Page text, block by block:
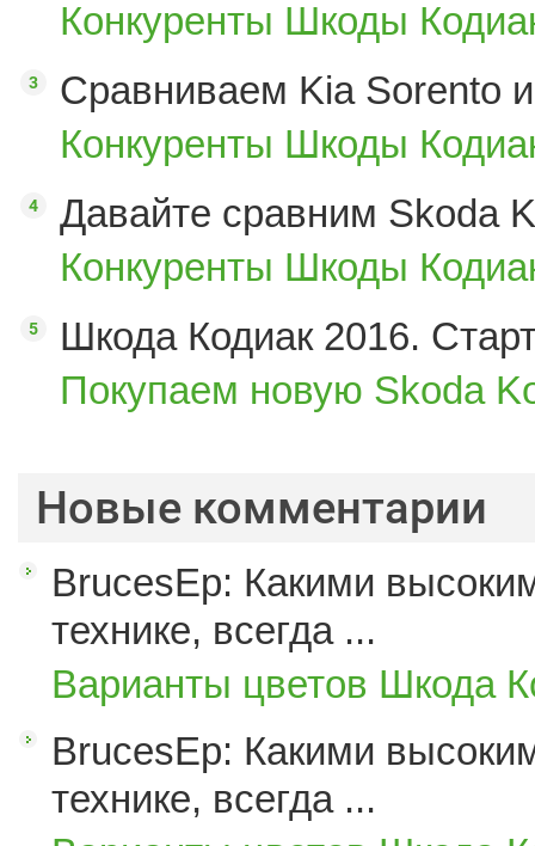
Конкуренты Шкоды
Сравниваем Kia Sorento
Конкуренты Шкоды
Давайте сравним Skoda
Конкуренты Шкоды
Шкода Кодиак 2016.
Покупаем новую Skoda
Новые комментарии
BrucesEp: Какими
технике, всегда ...
Варианты цветов Шкода
BrucesEp: Какими
технике, всегда ...